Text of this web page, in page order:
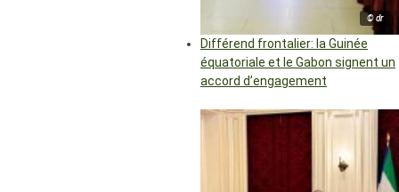
© dr
Différend frontalier: la Guinée
équatoriale et le Gabon signent un
accord d’engagement